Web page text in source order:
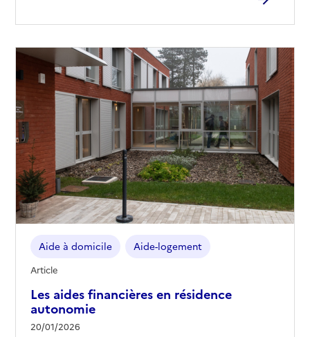
Les aides financières en résidence
autonomie
20/01/2026
Aide à domicile Aide-logement
Article